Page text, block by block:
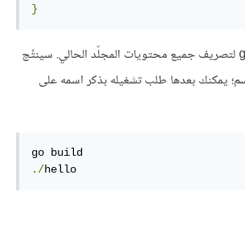
}
لتصريف جميع محتويات المجلّد الحالي. سينتُج
يمكنك بعدها طلب تشغيله بذكر اسمه على
go
./hello